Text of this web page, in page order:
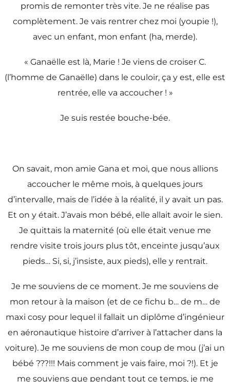
promis de remonter très vite. Je ne réalise pas
complètement. Je vais rentrer chez moi (youpie !),
avec un enfant, mon enfant (ha, merde).
« Ganaëlle est là, Marie ! Je viens de croiser C.
(l’homme de Ganaëlle) dans le couloir, ça y est, elle est
rentrée, elle va accoucher ! »
Je suis restée bouche-bée.
On savait, mon amie Gana et moi, que nous allions
accoucher le même mois, à quelques jours
d’intervalle, mais de l’idée à la réalité, il y avait un pas.
Et on y était. J’avais mon bébé, elle allait avoir le sien.
Je quittais la maternité (où elle était venue me
rendre visite trois jours plus tôt, enceinte jusqu’aux
pieds… Si, si, j’insiste, aux pieds), elle y rentrait.
Je me souviens de ce moment. Je me souviens de
mon retour à la maison (et de ce fichu b… de m… de
maxi cosy pour lequel il fallait un diplôme d’ingénieur
en aéronautique histoire d’arriver à l’attacher dans la
voiture). Je me souviens de mon coup de mou (j’ai un
bébé ???!!! Mais comment je vais faire, moi ?!). Et je
me souviens que pendant tout ce temps, je me